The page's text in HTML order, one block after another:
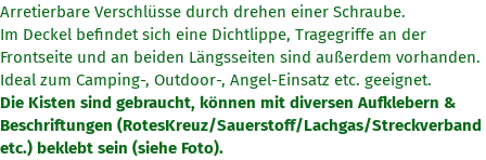
Arretierbare Verschlüsse durch drehen einer Schraube.
Im Deckel befindet sich eine Dichtlippe, Tragegriffe an der
Frontseite und an beiden Längsseiten sind außerdem vorhanden.
Ideal zum Camping-, Outdoor-, Angel-Einsatz etc. geeignet.
Die Kisten sind gebraucht, können mit diversen Aufklebern &
Beschriftungen (RotesKreuz/Sauerstoff/Lachgas/Streckverband
etc.) beklebt sein (siehe Foto).